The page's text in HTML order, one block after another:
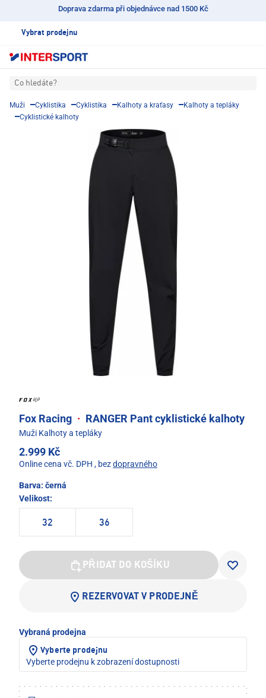
Doprava zdarma při objednávce nad 1500 Kč
Vybrat prodejnu
Co hledáte?
Muži Cyklistika Cyklistika Kalhoty a kraťasy
Kalhoty a tepláky
Cyklistické kalhoty
Fox Racing · RANGER Pant cyklistické kalhoty
Muži Kalhoty a tepláky
2.999 Kč
Online cena vč. DPH , bezdopravného
Barva: černá
Velikost:
32 36
PŘIDAT DO KOŠÍKU
REZERVOVAT V PRODEJNĚ
Vybraná prodejna
Vyberte prodejnu
Vyberte prodejnu k zobrazení dostupnosti